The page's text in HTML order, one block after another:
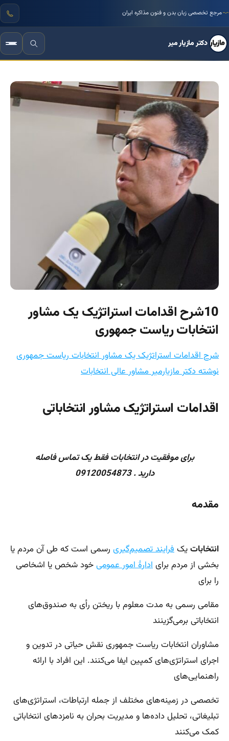
مرجع تخصصی زبان بدن و فنون مذاکره ایران
دکتر مازیار میر
10شرح اقدامات استراتژیک یک مشاور
انتخابات ریاست جمهوری
شرح اقدامات استراتژیک یک مشاور انتخابات ریاست جمهوری
نوشته دکتر مازیارمیر مشاور عالی انتخابات
اقدامات استراتژیک مشاور انتخاباتی
برای موفقیت در انتخابات فقط یک تماس فاصله
دارید . 09120054873
مقدمه
انتخاباتیکفرایند تصمیم‌گیری رسمی است که طی آن مردم یا
بخشی از مردم برایادارهٔ امور عمومیخود شخص یا اشخاصی
را برای
مقامی رسمی به مدت معلوم با ریختن رأی به صندوق‌های
انتخاباتی برمی‌گزینند
مشاوران انتخابات ریاست جمهوری نقش حیاتی در تدوین و
اجرای استراتژی‌های کمپین ایفا می‌کنند. این افراد با ارائه
راهنمایی‌های
تخصصی در زمینه‌های مختلف از جمله ارتباطات، استراتژی‌های
تبلیغاتی، تحلیل داده‌ها و مدیریت بحران به نامزدهای انتخاباتی
کمک می‌کنند